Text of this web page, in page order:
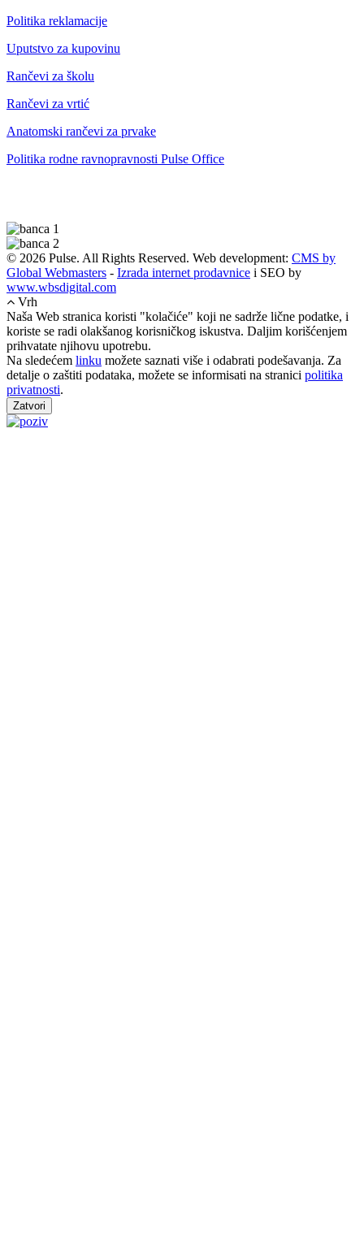
Politika reklamacije
Uputstvo za kupovinu
Rančevi za školu
Rančevi za vrtić
Anatomski rančevi za prvake
Politika rodne ravnopravnosti Pulse Office
© 2026 Pulse. All Rights Reserved. Web development: CMS by
Global Webmasters - Izrada internet prodavnice i SEO by
www.wbsdigital.com
Vrh
Naša Web stranica koristi "kolačiće" koji ne sadrže lične podatke, i
koriste se radi olakšanog korisničkog iskustva. Daljim korišćenjem
prihvatate njihovu upotrebu.
Na sledećem linku možete saznati više i odabrati podešavanja. Za
detalje o zaštiti podataka, možete se informisati na stranici politika
privatnosti.
Zatvori